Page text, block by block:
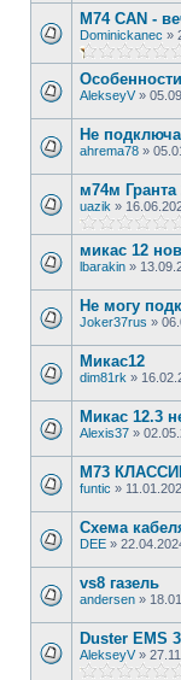
M74 CAN -
Dominickanec »
AlekseyV»
Не
ahrema78 »
м74м Гранта
uazik »
микас 12
lbarakin »
Не могу
Joker37rus »
Микас12
dim81rk »
Микас 12.3
Alexis37 »
М73
funtic »
Схема
DEE »
vs8 газель
andersen »
Duster EMS
AlekseyV»